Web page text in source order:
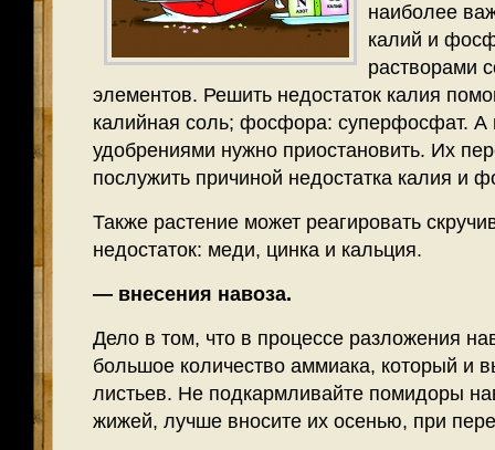
наиболее
калий и
растворами
элементов. Решить недостаток калия
калийная соль; фосфора: суперфосфат. А
удобрениями нужно приостановить. Их
послужить причиной недостатка калия и
Также растение может реагировать
недостаток: меди, цинка и кальция.
— внесения навоза.
Дело в том, что в процессе разложения
большое количество аммиака, который и
листьев. Не подкармливайте помидоры
жижей, лучше вносите их осенью, при